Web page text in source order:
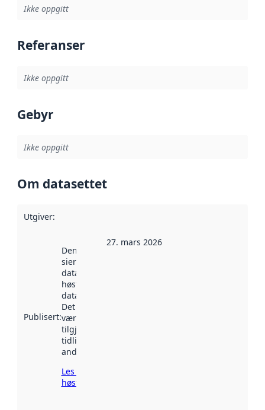
Ikke oppgitt
Referanser
Ikke oppgitt
Gebyr
Ikke oppgitt
Om datasettet
Utgiver:
Publisert:
Denne datoen
sier når
datasettet ble
høstet av
data.norge.no.
Det kan ha
vært
tilgjengelig
tidligere
andre steder.
Les mer om
høsting her
27. mars 2026